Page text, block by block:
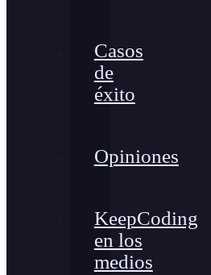
Casos
de
éxito
Opiniones
KeepCoding
en los
medios